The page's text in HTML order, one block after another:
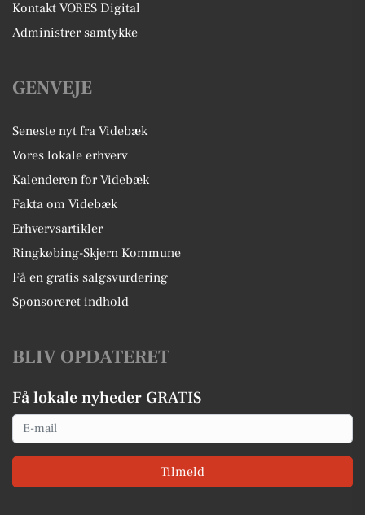
Kontakt VORES Digital
Administrer samtykke
GENVEJE
Seneste nyt fra Videbæk
Vores lokale erhverv
Kalenderen for Videbæk
Fakta om Videbæk
Erhvervsartikler
Ringkøbing-Skjern Kommune
Få en gratis salgsvurdering
Sponsoreret indhold
BLIV OPDATERET
Få lokale nyheder GRATIS
Email
Tilmeld